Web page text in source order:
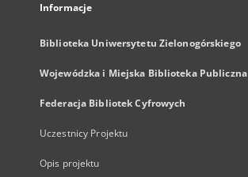
Informacje
Biblioteka Uniwersytetu Zielonogórskiego
Wojewódzka i Miejska Biblioteka Publiczna
Federacja Bibliotek Cyfrowych
Uczestnicy Projektu
Opis projektu